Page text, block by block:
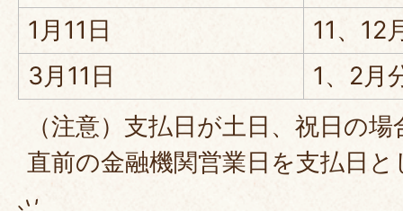
1月11日
11、12
3月11日
1、2月
（注意）支払日が土日、祝日の
直前の金融機関営業日を支払日